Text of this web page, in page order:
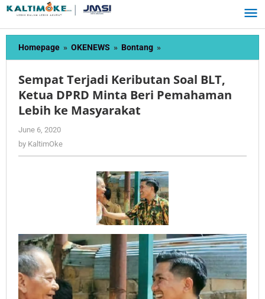
Skip
content
Homepage » OKENEWS » Bontang »
Terjadi
Soal
BLT,
Pemahaman
Lebih
ke
Masyarakat
Sempat Terjadi Keributan Soal BLT,
Ketua DPRD Minta Beri Pemahaman
Lebih ke Masyarakat
June 6, 2020
by KaltimOke